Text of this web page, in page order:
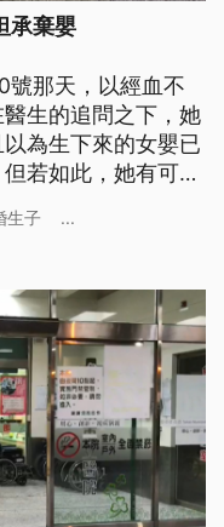
承棄嬰
號那天，以經血不
生的追問之下，她
為生下來的女嬰已
若如此，她有可能
正常的大量經血，
她竟然是懷孕了，
生子 ...